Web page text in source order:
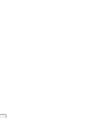
ホワイトと濃いネイビーを2